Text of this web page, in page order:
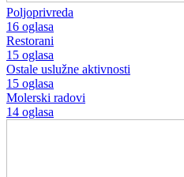
Poljoprivreda
16 oglasa
Restorani
15 oglasa
Ostale uslužne aktivnosti
15 oglasa
Molerski radovi
14 oglasa